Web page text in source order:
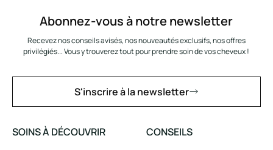
Abonnez-vous à notre newsletter
Recevez nos conseils avisés, nos nouveautés exclusifs, nos offres
privilégiés... Vous y trouverez tout pour prendre soin de vos cheveux !
S'inscrire à la newsletter
SOINS À DÉCOUVRIR
CONSEILS